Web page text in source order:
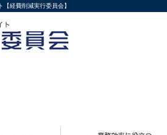
経費削減実行委員会】